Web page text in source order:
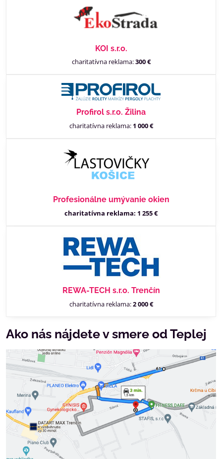
KOI s.r.o.
charitatívna reklama:300 €
Profirol s.r.o. Žilina
charitatívna reklama: 1 000 €
Profesionálne umývanie okien
charitatívna reklama: 1 255 €
REWA-TECH s.r.o. Trenčín
charitatívna reklama:2 000 €
Ako nás nájdete v smere od Teplej